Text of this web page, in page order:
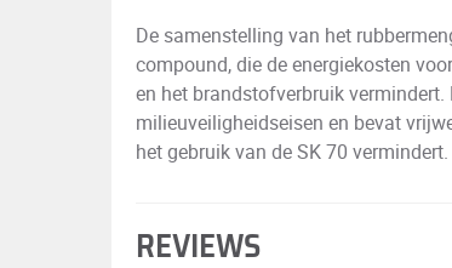
De samenstelling van het
compound, die de energiekosten
en het brandstofverbruik
milieuveiligheidseisen en bevat
het gebruik van de SK 70 vermindert.
REVIEWS